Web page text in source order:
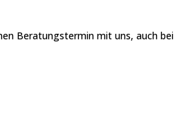
Beratungstermin mit uns, auch bei